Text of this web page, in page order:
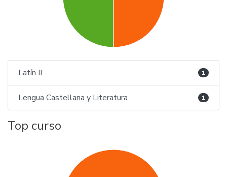
Latín II 1
Lengua Castellana y Literatura 1
Top curso